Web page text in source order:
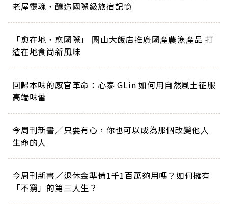
老屋靈魂，釀造國際級旅宿記憶
「愈在地，愈國際」 圓山大飯店推廣國產農漁產品 打
造在地食尚新風味
回歸本味的感官革命：心泰 GLin 如何用自然風土征服
高端味蕾
今周刊新書／只要有心，你也可以成為那個改變他人
生命的人
今周刊新書／退休金準備1千1百萬夠用嗎？如何擁有
「不窮」的第三人生？